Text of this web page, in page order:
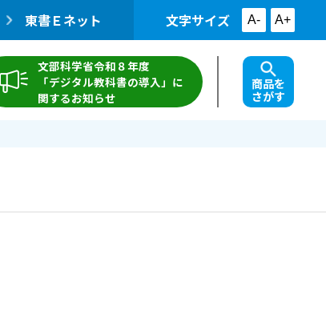
東書Ｅネット 文字サイズ A- A+
文部科学省令和８年度
「デジタル教科書の導入」に
関するお知らせ
商品を
さがす